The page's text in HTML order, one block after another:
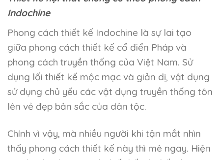
Indochine
Phong cách thiết kế Indochine là sự lai tạo
giữa phong cách thiết kế cổ điển Pháp và
phong cách truyền thống của Việt Nam. Sử
dụng lối thiết kế mộc mạc và giản dị, vật dụng
sử dụng chủ yếu các vật dụng truyền thống tôn
lên vẻ đẹp bản sắc của dân tộc.
Chính vì vậy, mà nhiều người khi tận mắt nhìn
thấy phong cách thiết kế này thì mê ngay. Hiện